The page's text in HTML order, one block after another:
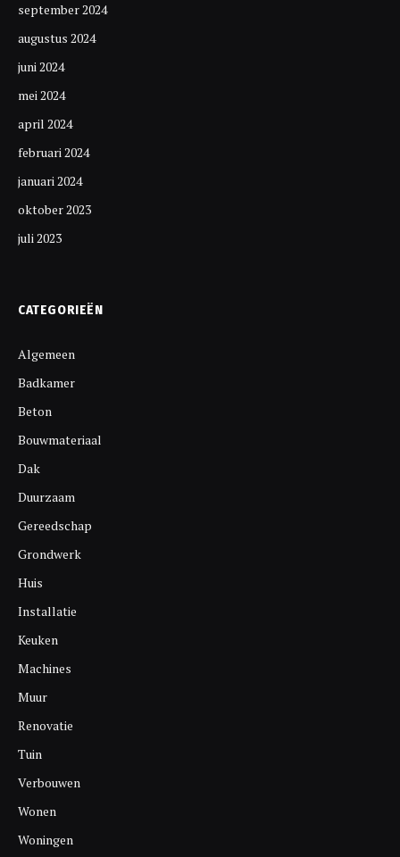
september 2024
augustus 2024
juni 2024
mei 2024
april 2024
februari 2024
januari 2024
oktober 2023
juli 2023
CATEGORIEËN
Algemeen
Badkamer
Beton
Bouwmateriaal
Dak
Duurzaam
Gereedschap
Grondwerk
Huis
Installatie
Keuken
Machines
Muur
Renovatie
Tuin
Verbouwen
Wonen
Woningen